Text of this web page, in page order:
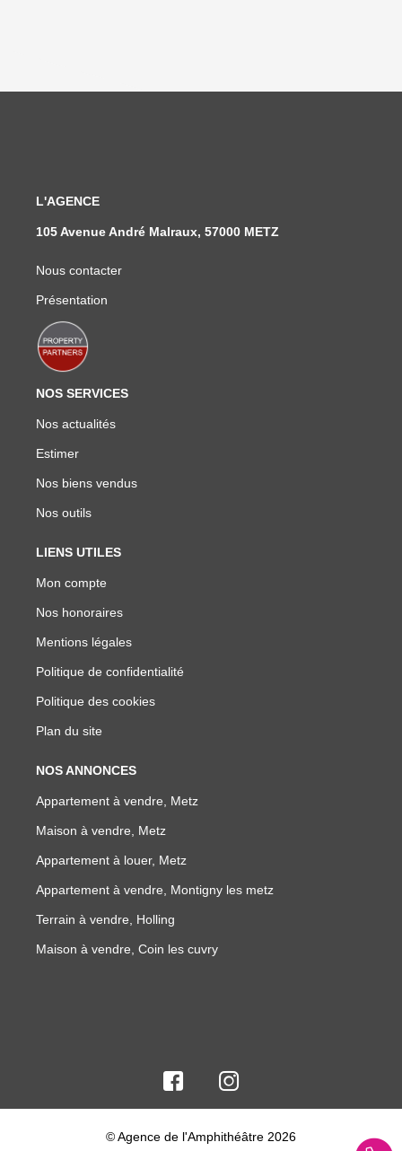
L'AGENCE
105 Avenue André Malraux, 57000 METZ
Nous contacter
Présentation
NOS SERVICES
Nos actualités
Estimer
Nos biens vendus
Nos outils
LIENS UTILES
Mon compte
Nos honoraires
Mentions légales
Politique de confidentialité
Politique des cookies
Plan du site
NOS ANNONCES
Appartement à vendre, Metz
Maison à vendre, Metz
Appartement à louer, Metz
Appartement à vendre, Montigny les metz
Terrain à vendre, Holling
Maison à vendre, Coin les cuvry
© Agence de l'Amphithéâtre 2026